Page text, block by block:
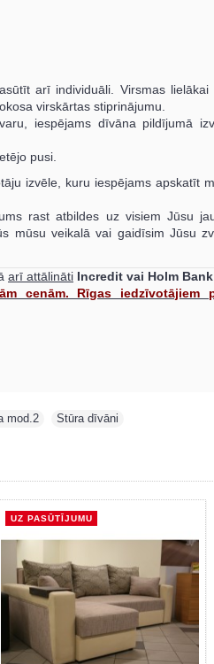
arī individuāli. Virsmas
virskārtas stiprinājumu.
iespējams dīvāna pildījumā
pusi.
izvēle, kuru iespējams apskatīt
rast atbildes uz visiem Jūsu
mūsu veikalā vai gaidīsim Jūsu
arī attālināti Incredit vai Holm Bank
cenām. Rīgas iedzīvotājiem
mod.2 Stūra dīvāni
UZ PASŪTĪJUMU